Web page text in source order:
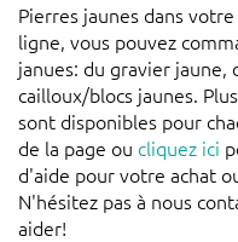
Pierres jaunes dans
ligne, vous pouvez
janues: du gravier jaune,
cailloux/blocs jaunes.
sont disponibles pour
de la page ou cliquez ici
d'aide pour votre achat
N'hésitez pas à nous
aider!